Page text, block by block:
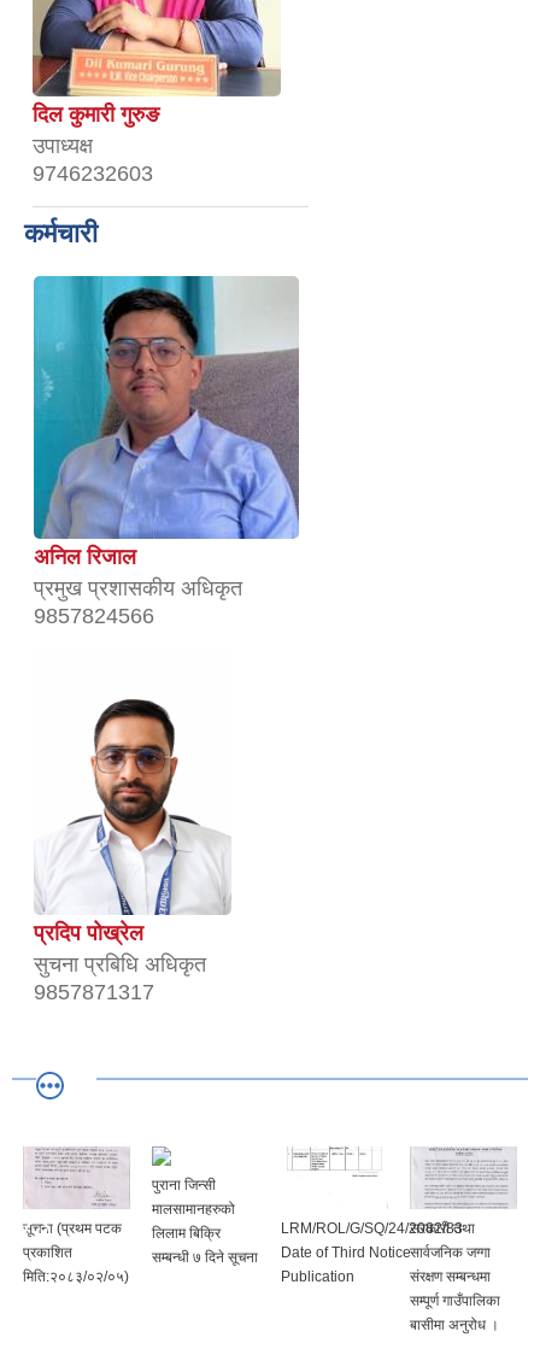
दिल कुमारी गुरुङ
उपाध्यक्ष
9746232603
कर्मचारी
अनिल रिजाल
प्रमुख प्रशासकीय अधिकृत
9857824566
प्रदिप पोख्रेल
सुचना प्रबिधि अधिकृत
9857871317
सूचना (प्रथम पटक
प्रकाशित
मिति:२०८३/०२/०५)
पुराना जिन्सी
मालसामानहरुको
लिलाम बिक्रि
सम्बन्धी ७ दिने सूचना
LRM/ROL/G/SQ/24/2082/83
Date of Third Notice
Publication
सरकारी तथा
सार्वजनिक जग्गा
संरक्षण सम्बन्धमा
सम्पूर्ण गाउँपालिका
बासीमा अनुरोध ।